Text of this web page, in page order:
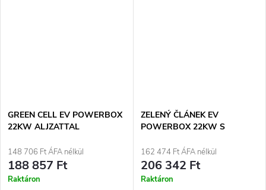
GREEN CELL EV POWERBOX
22KW ALJZATTAL
148 706 Ft ÁFA nélkül
188 857 Ft
Raktáron
ZELENÝ ČLÁNEK EV
POWERBOX 22KW S
162 474 Ft ÁFA nélkül
206 342 Ft
Raktáron